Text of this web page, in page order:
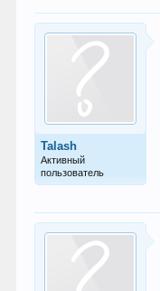
Talash
Активный
пользователь